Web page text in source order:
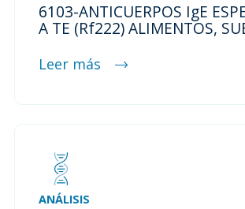
6103-ANTICUERPOS IgE
A TE (Rf222) ALIMENTOS,
Leer más
ANÁLISIS